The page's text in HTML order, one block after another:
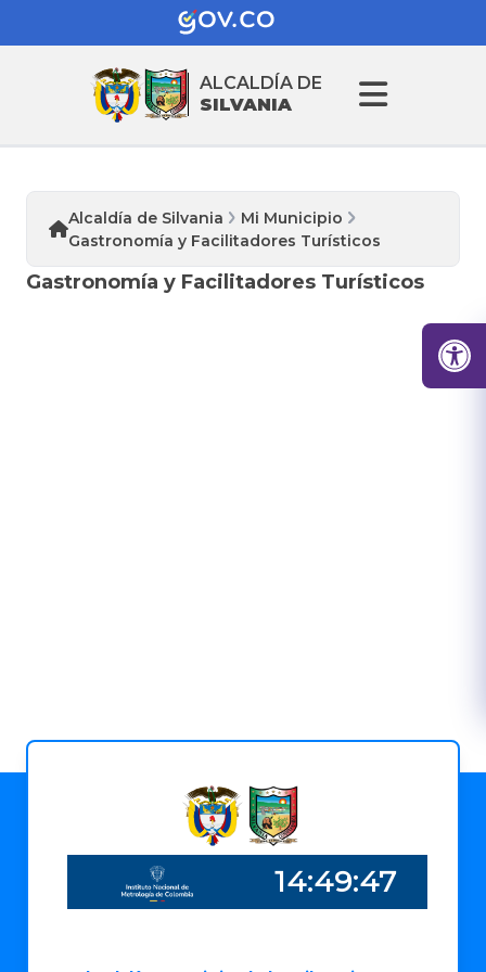
ALCALDÍA DE
SILVANIA
Alcaldía de Silvania
Mi Municipio
Gastronomía y Facilitadores Turísticos
Gastronomía y Facilitadores Turísticos